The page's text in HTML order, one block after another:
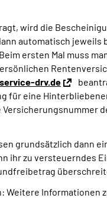
wird die
automatisch jeweils
ersten Mal muss
drv.de
für eine
Versicherungsnummer
grundsätzlich dann
ihr zu versteuerndes
Weitere Informationen